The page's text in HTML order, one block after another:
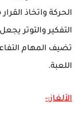
الحركة واتخاذ
التفكير والتوتر
تضيف المهام
اللعبة.
الألغاز:-